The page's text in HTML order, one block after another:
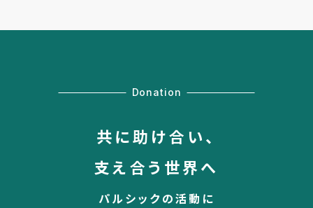
Donation
共に助け合い、
支え合う世界へ
パルシックの活動に